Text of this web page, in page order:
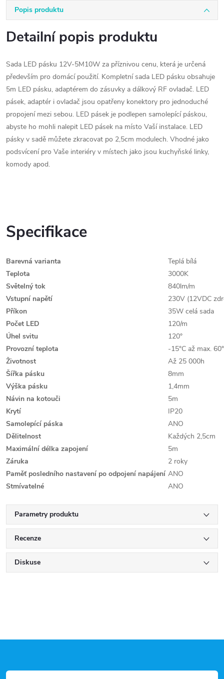
Popis produktu
Detailní popis produktu
Sada LED pásku 12V-5M10W za příznivou cenu, která je určená
především pro domácí použití. Kompletní sada LED pásku obsahuje
5m LED pásku, adaptérem do zásuvky a dálkový RF ovladač. LED
pásek, adaptér i ovladač jsou opatřeny konektory pro jednoduché
propojení mezi sebou. LED pásek je podlepen samolepící páskou,
abyste ho mohli nalepit LED pásek na místo Vaší instalace. LED
pásky v sadě můžete zkracovat po 2,5cm modulech. Vhodné jako
podsvícení pro Vaše interiéry v místech jako jsou kuchyňské linky,
komody apod.
Specifikace
Barevná varianta
Teplá bílá
Teplota
3000K
Světelný tok
840lm/m
Vstupní napětí
230V (12VDC
Příkon
35W celá sada
Počet LED
120/m
Úhel svitu
120°
Provozní teplota
-15°C až max.
Životnost
Až 25 000h
Šířka pásku
8mm
Výška pásku
1,4mm
Návin na kotouči
5m
Krytí
IP20
Samolepící páska
ANO
Dělitelnost
Každých 2,5cm
Maximální délka zapojení
5m
Záruka
2 roky
Paměť posledního nastavení po odpojení napájení ANO
Stmívatelné
ANO
Parametry produktu
Recenze
Diskuse